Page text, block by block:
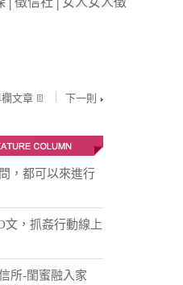
文章 下一則
，都可以來進行
文，抓姦行動線上
所-閨蜜融入家